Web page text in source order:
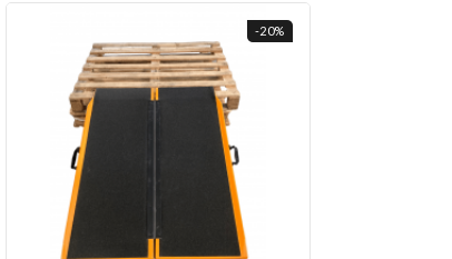
-20%